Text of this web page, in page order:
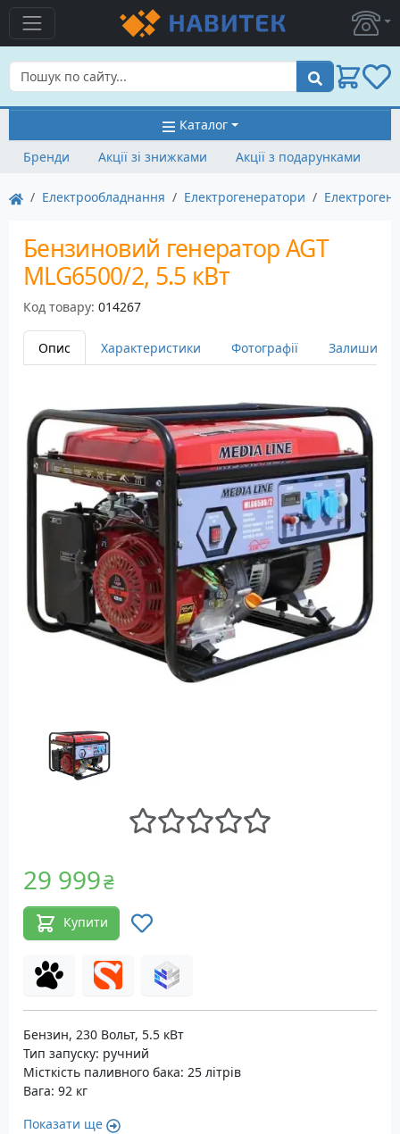
Пошук
Каталог
Бренди
Акції зі знижками Акції з подарунками
Електрообладнання Електрогенератори
Бензиновий генератор AGT
MLG6500/2, 5.5 кВт
Код товару: 014267
Опис Характеристики Фотографії Залишити
29 999₴
Купити
Бензин, 230 Вольт, 5.5 кВт
Тип запуску: ручний
Місткість паливного бака: 25 літрів
Вага: 92 кг
Показати ще